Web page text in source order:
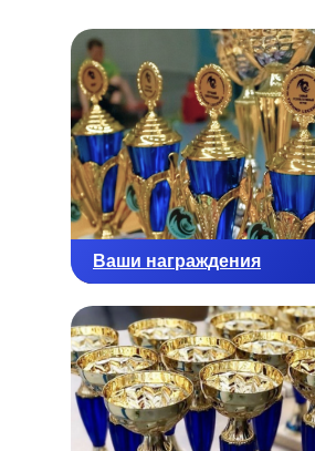
Ваши награждения